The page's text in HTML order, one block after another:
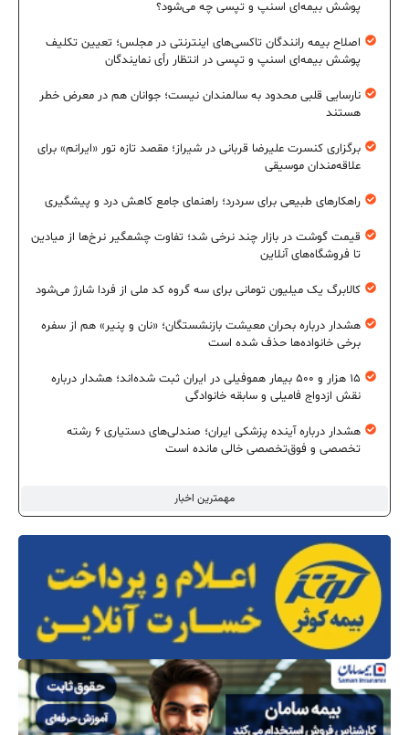
مهمترین اخبار
پوشش بیمه‌ای اسنپ و تپسی چه می‌شود؟
اصلاح بیمه رانندگان تاکسی‌های اینترنتی در مجلس؛ تعیین تکلیف
پوشش بیمه‌ای اسنپ و تپسی در انتظار رأی نمایندگان
نارسایی قلبی محدود به سالمندان نیست؛ جوانان هم در معرض خطر
هستند
برگزاری کنسرت علیرضا قربانی در شیراز؛ مقصد تازه تور «ایرانم» برای
علاقه‌مندان موسیقی
راهکارهای طبیعی برای سردرد؛ راهنمای جامع کاهش درد و پیشگیری
قیمت گوشت در بازار چند نرخی شد؛ تفاوت چشمگیر نرخ‌ها از میادین
تا فروشگاه‌های آنلاین
کالابرگ یک میلیون تومانی برای سه گروه کد ملی از فردا شارژ می‌شود
هشدار درباره بحران معیشت بازنشستگان؛ «نان و پنیر» هم از سفره
برخی خانواده‌ها حذف شده است
۱۵ هزار و ۵۰۰ بیمار هموفیلی در ایران ثبت شده‌اند؛ هشدار درباره
نقش ازدواج فامیلی و سابقه خانوادگی
هشدار درباره آینده پزشکی ایران؛ صندلی‌های دستیاری ۶ رشته
تخصصی و فوق‌تخصصی خالی مانده است